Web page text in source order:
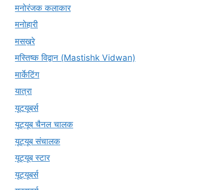
मनोरंजक कलाकार
मनोहारी
मसख़रे
मस्तिष्क विद्वान (Mastishk Vidwan)
मार्केटिंग
यात्रा
यूटयूबर्स
यूट्यूब चैनल चालक
यूट्यूब संचालक
यूट्यूब स्टार
यूट्यूबर्स